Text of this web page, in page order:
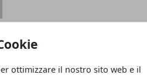
ottimizzare il nostro sito web e il